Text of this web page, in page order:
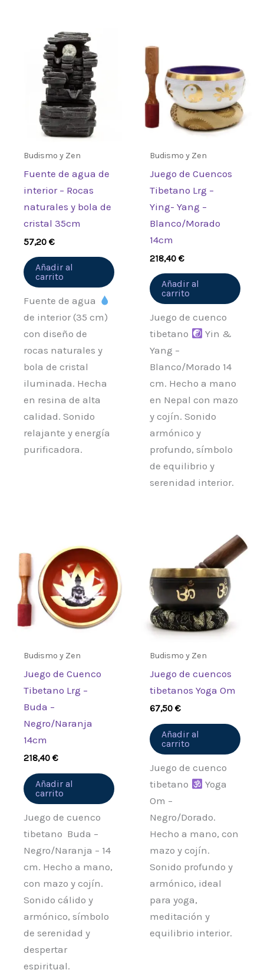
Budismo y Zen
Fuente de agua de
interior – Rocas
naturales y bola de
cristal 35cm
57,20€
Añadir al
carrito
Fuente de agua
de interior (35 cm)
con diseño de
rocas naturales y
bola de cristal
iluminada. Hecha
en resina de alta
calidad. Sonido
relajante y energía
purificadora.
Budismo y Zen
Juego de Cuencos
Tibetano Lrg –
Ying- Yang –
Blanco/Morado
14cm
218,40€
Añadir al
carrito
Juego de cuenco
tibetano
Yin &
Yang –
Blanco/Morado 14
cm. Hecho a mano
en Nepal con mazo
y cojín. Sonido
armónico y
profundo, símbolo
de equilibrio y
serenidad interior.
Budismo y Zen
Juego de Cuenco
Tibetano Lrg –
Buda –
Negro/Naranja
14cm
218,40€
Añadir al
carrito
Juego de cuenco
tibetano Buda –
Negro/Naranja – 14
cm. Hecho a mano,
con mazo y cojín.
Sonido cálido y
armónico, símbolo
de serenidad y
despertar
espiritual.
Budismo y Zen
Juego de cuencos
tibetanos Yoga Om
67,50€
Añadir al
carrito
Juego de cuenco
tibetano
Yoga
Om –
Negro/Dorado.
Hecho a mano, con
mazo y cojín.
Sonido profundo y
armónico, ideal
para yoga,
meditación y
equilibrio interior.